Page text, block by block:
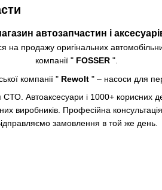
автозапчастин і
на продажу оригінальних
компанії "FOSSER".
компанії " Rewolt" – насоси для
СТО. Автоаксесуари і 1000+
виробників. Професійна
замовлення в той же день.